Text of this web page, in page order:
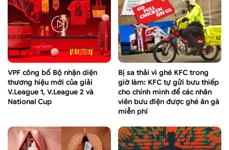
VPF công bố Bộ nhận diện
thương hiệu mới của giải
V.League 1, V.League 2 và
National Cup
Bị sa thải vì ghé KFC trong
giờ làm: KFC tự gửi bưu thiếp
cho chính mình để các nhân
viên bưu điện được ghé ăn gà
miễn phí